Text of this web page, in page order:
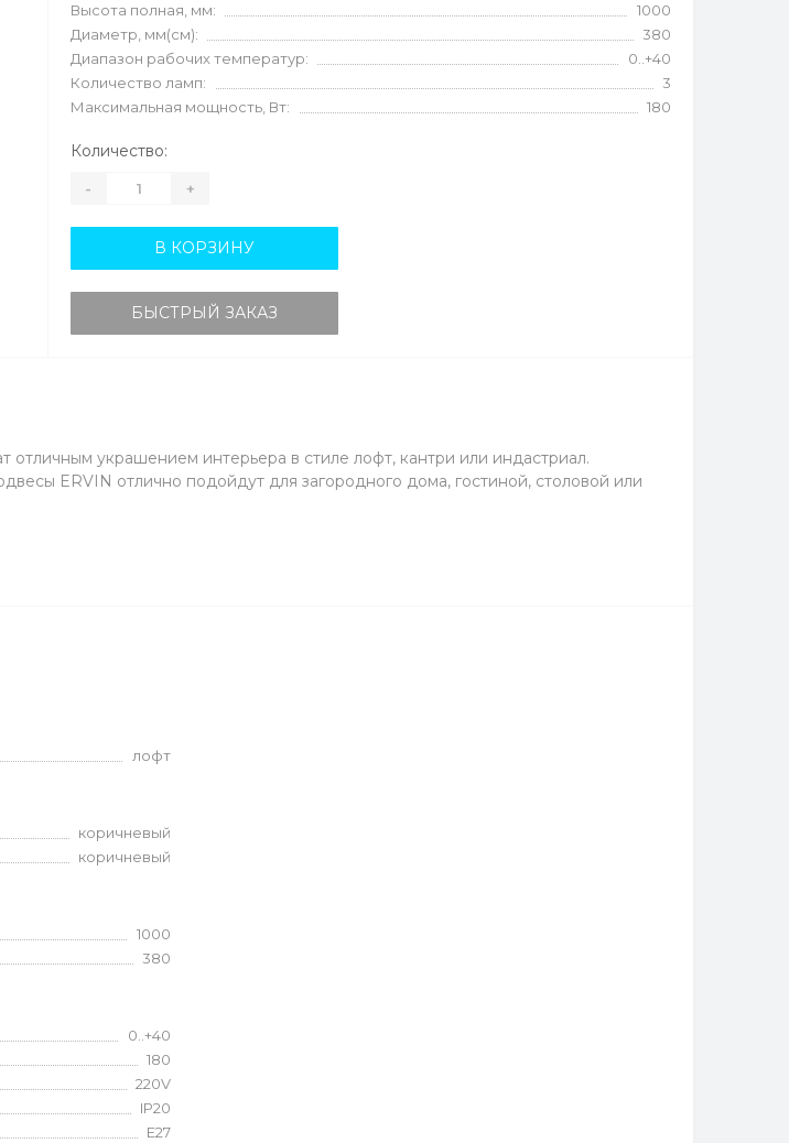
Высота полная, мм:
1000
Диаметр, мм(см):
380
Диапазон рабочих температур:
0..+40
Количество ламп:
3
Максимальная мощность, Вт:
180
Количество:
- +
В КОРЗИНУ
БЫСТРЫЙ ЗАКАЗ
украшением интерьера в стиле лофт, кантри или индастриал.
ERVIN отлично подойдут для загородного дома, гостиной, столовой или
лофт
коричневый
коричневый
1000
380
0..+40
180
220V
IP20
E27